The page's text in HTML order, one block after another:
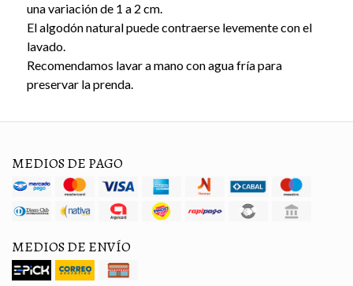
una variación de 1 a 2 cm.
El algodón natural puede contraerse levemente con el
lavado.
Recomendamos lavar a mano con agua fría para
preservar la prenda.
MEDIOS DE PAGO
MEDIOS DE ENVÍO